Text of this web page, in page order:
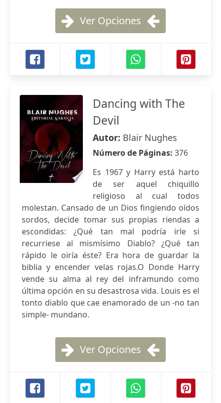
Ver Opciones
Dancing with The
Devil
Autor: Blair Nughes
Número de Páginas: 376
Es 1967 y Harry está harto
de ser aquel chiquillo
religioso al cual todos
molestan. Cansado de un Dios fingiendo oídos
sordos, decide tomar sus propias riendas a
escondidas: ¿Qué tan mal podría irle si
recurriese al mismísimo Diablo? ¿Qué tan
rápido le oiría éste? Era hora de guardar la
biblia y encender velas rojas.O Donde Harry
vende su alma al rey del inframundo como
última opción en su desastrosa vida. Louis es el
tonto diablo que cae enamorado de un -no tan
simple- mundano.
Ver Opciones